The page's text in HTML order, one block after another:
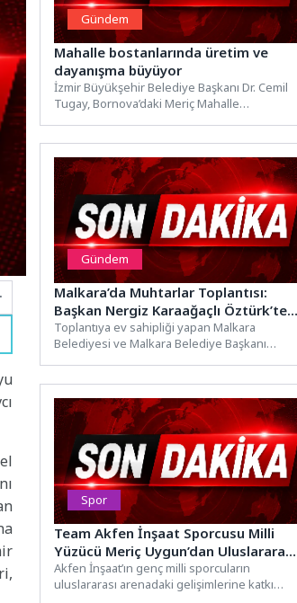
Gündem
Mahalle bostanlarında üretim ve
dayanışma büyüyor
İzmir Büyükşehir Belediye Başkanı Dr. Cemil
Tugay, Bornova’daki Meriç Mahalle
Gündem
Malkara’da Muhtarlar Toplantısı:
Başkan Nergiz Karaağaçlı Öztürk’ten
Ortak Akıl Mesajı
Toplantıya ev sahipliği yapan Malkara
Belediyesi ve Malkara Belediye Başkanı
Spor
Team Akfen İnşaat Sporcusu Milli
Yüzücü Meriç Uygun’dan Uluslararası
Başarı
Akfen İnşaat’ın genç milli sporcuların
uluslararası arenadaki gelişimlerine katkı